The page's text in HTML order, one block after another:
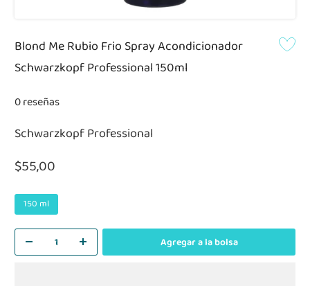
Blond Me Rubio Frio Spray Acondicionador
Schwarzkopf Professional 150ml
0 reseñas
Schwarzkopf Professional
$55,00
150 ml
Agregar a la bolsa